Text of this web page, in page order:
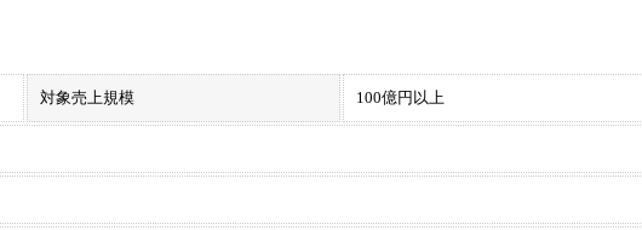
対象売上規模 100億円以上